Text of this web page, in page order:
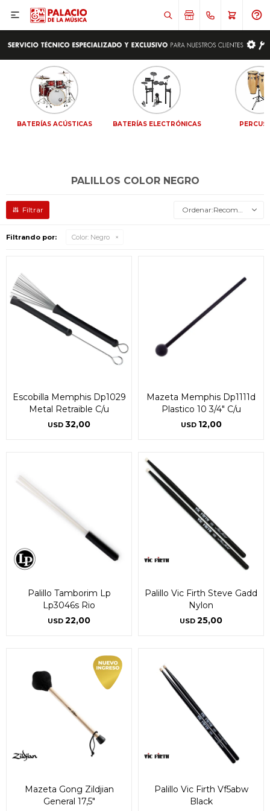

BATERÍAS ACÚSTICAS BATERÍAS ELECTRÓNICAS
PALILLOS COLOR NEGRO
Recomendados
Filtrando por: Color: Negro
Escobilla Memphis Dp1029
Metal Retraible C/u
USD 32,00
Mazeta Memphis Dp1111d
Plastico 10 3/4" C/u
USD 12,00
Palillo Tamborim Lp
Lp3046s Rio
USD 22,00
Palillo Vic Firth Steve Gadd
Nylon
USD 25,00
Mazeta Gong Zildjian
General 17,5"
Palillo Vic Firth Vf5abw
Black
Comprá en 3 cuotas sin recargo o hasta en
12 cuotas * ¡Solo con tu cédula!
Comprá en 3 cuotas sin recargo o hasta en
12 cuotas * ¡Solo con tu cédula!